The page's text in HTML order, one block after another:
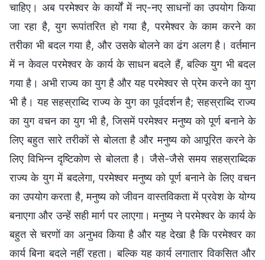
चाहिए। अब परमेश्वर के कार्यों में नए-नए साधनों का उपयोग किया
जा रहा है, युग रूपांतरित हो गया है, परमेश्वर के काम करने का
तरीका भी बदल गया है, और उसके बोलने का ढंग अलग है। वर्तमान
में न केवल परमेश्वर के कार्य के साधन बदले हैं, बल्कि युग भी बदल
गया है। अभी राज्य का युग है और यह परमेश्वर से प्रेम करने का युग
भी है। यह सहस्राब्दि राज्य के युग का पूर्वदर्शन है; सहस्राब्दि राज्य
का युग वचन का युग भी है, जिसमें परमेश्वर मनुष्य को पूर्ण बनाने के
लिए बहुत सारे तरीकों से बोलता है और मनुष्य को आपूरित करने के
लिए विभिन्न दृष्टिकोण से बोलता है। जैसे-जैसे समय सहस्राब्दिक
राज्य के युग में बदलेगा, परमेश्वर मनुष्य को पूर्ण बनाने के लिए वचन
का उपयोग करता है, मनुष्य को जीवन वास्तविकता में प्रवेश के योग्य
बनाएगा और उन्हें सही मार्ग पर लाएगा। मनुष्य ने परमेश्वर के कार्य के
बहुत से चरणों का अनुभव किया है और यह देखा है कि परमेश्वर का
कार्य बिना बदले नहीं रहता। बल्कि यह कार्य लगातार विकसित और